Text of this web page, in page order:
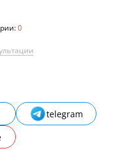
0
telegram